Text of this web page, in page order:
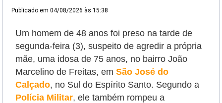
Publicado em 04/08/2026 às 15:38
Um homem de 48 anos foi preso na tarde de
segunda-feira (3), suspeito de agredir a própria
mãe, uma idosa de 75 anos, no bairro João
Marcelino de Freitas, em São José do
Calçado, no Sul do Espírito Santo. Segundo a
Polícia Militar, ele também rompeu a